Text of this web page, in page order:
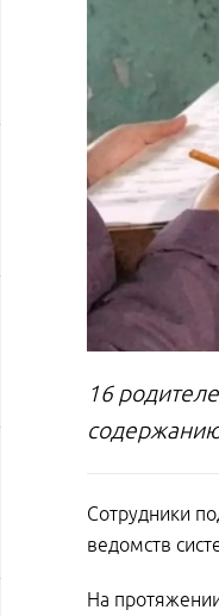
16
Сотрудники
ведомств
На